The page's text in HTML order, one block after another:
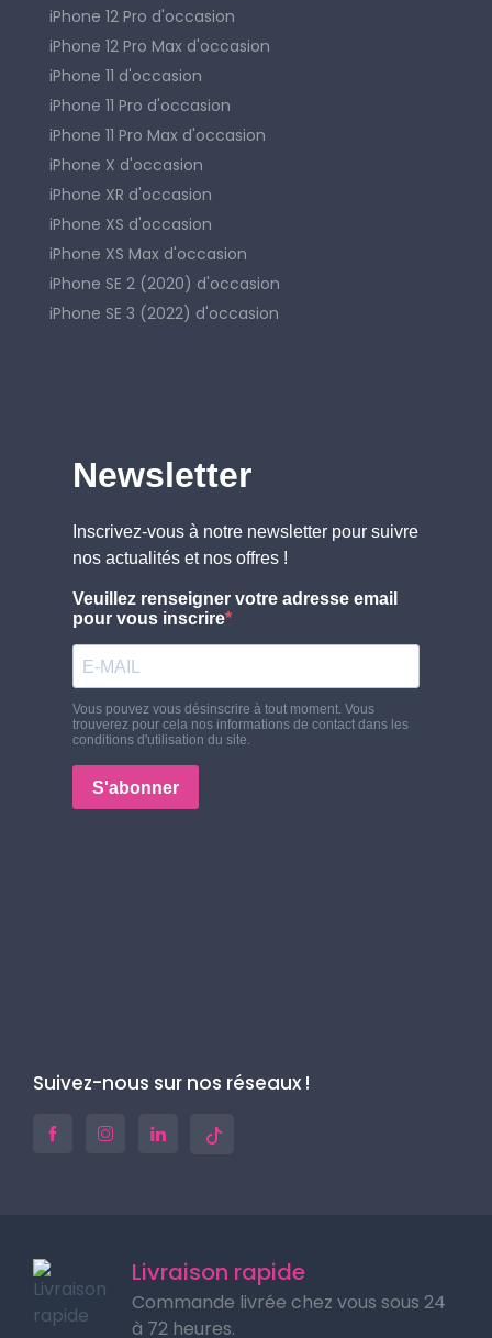
iPhone 12 Pro d'occasion
iPhone 12 Pro Max d'occasion
iPhone 11 d'occasion
iPhone 11 Pro d'occasion
iPhone 11 Pro Max d'occasion
iPhone X d'occasion
iPhone XR d'occasion
iPhone XS d'occasion
iPhone XS Max d'occasion
iPhone SE 2 (2020) d'occasion
iPhone SE 3 (2022) d'occasion
Suivez-nous sur nos réseaux !
Livraison rapide
Commande livrée chez vous sous 24
à 72 heures.